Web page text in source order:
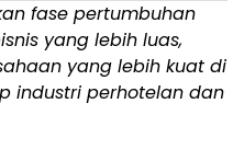
fase pertumbuhan
yang lebih luas,
yang lebih kuat di
industri perhotelan dan